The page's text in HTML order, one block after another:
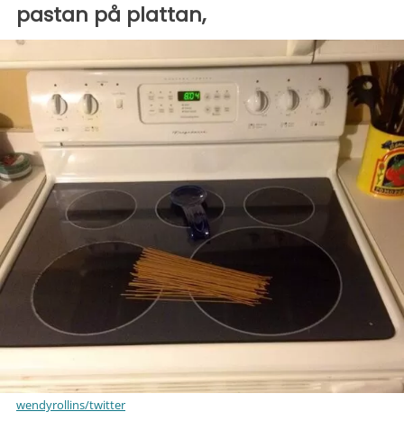
pastan på plattan,
wendyrollins/twitter